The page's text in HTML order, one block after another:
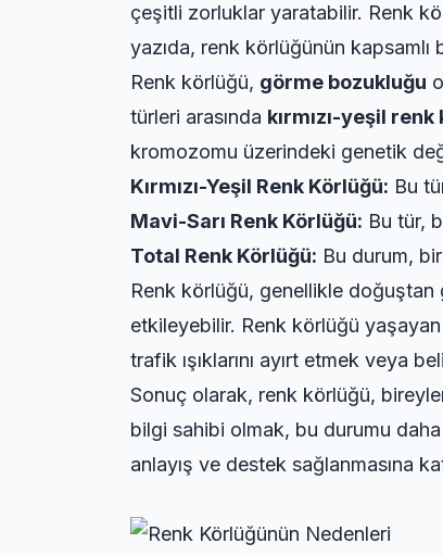
çeşitli zorluklar yaratabilir. Renk
yazıda, renk körlüğünün kapsamlı
Renk körlüğü, görme bozukluğu
türleri arasında kırmızı-yeşil
kromozomu üzerindeki genetik
Kırmızı-Yeşil Renk Körlüğü: Bu
Mavi-Sarı Renk Körlüğü: Bu tür,
Total Renk Körlüğü: Bu durum,
Renk körlüğü, genellikle doğuştan
etkileyebilir. Renk körlüğü
trafik ışıklarını ayırt etmek veya
Sonuç olarak, renk körlüğü,
bilgi sahibi olmak, bu durumu daha
anlayış ve destek sağlanmasına